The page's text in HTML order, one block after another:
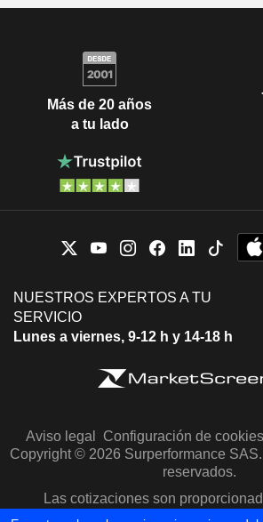
Más de 20 años
a tu lado
NUESTROS EXPERTOS A TU
SERVICIO
Lunes a viernes, 9-12 h y 14-18 h
Aviso legal Configuración de cookies
Copyright © 2026 Surperformance
reservados.
Las cotizaciones son
Morningstar y S&P